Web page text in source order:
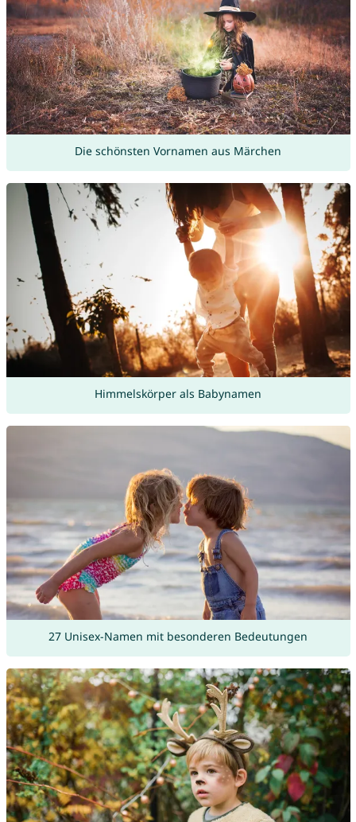
Die schönsten Vornamen aus Märchen
Himmelskörper als Babynamen
27 Unisex-Namen mit besonderen Bedeutungen